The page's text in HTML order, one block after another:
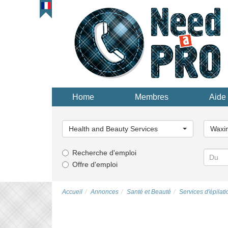
Home Membres Aide
une
catégorie...
Health and Beauty Services
une
Recherche d'emploi
Offre d'emploi
Accueil Annonces Santé et Beauté Services